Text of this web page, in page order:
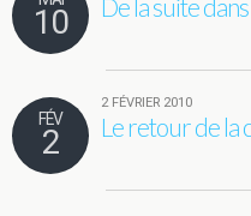
10 De la suite
FÉV
2
2 FÉVRIER 2010
Le retour de la